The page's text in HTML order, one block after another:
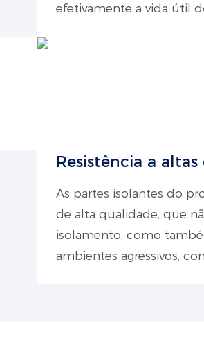
efetivamente a vida útil
Resistência a
As partes isolantes do
de alta qualidade, que
isolamento, como
ambientes agressivos,